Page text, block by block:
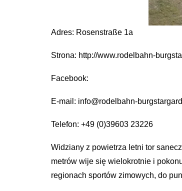
Adres: Rosenstraße 1a
Strona: http://www.rodelbahn-
Facebook:
E-mail: info@rodelbahn-
Telefon: +49 (0)39603 23226
Widziany z powietrza letni tor
metrów wije się wielokrotnie i
regionach sportów zimowych, do